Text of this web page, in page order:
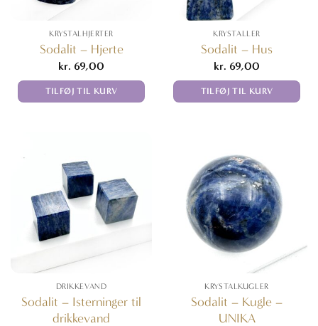
KRYSTALHJERTER
Sodalit – Hjerte
kr. 69,00
TILFØJ TIL KURV
KRYSTALLER
Sodalit – Hus
kr. 69,00
TILFØJ TIL KURV
DRIKKEVAND
Sodalit – Isterninger til
drikkevand
KRYSTALKUGLER
Sodalit – Kugle –
UNIKA